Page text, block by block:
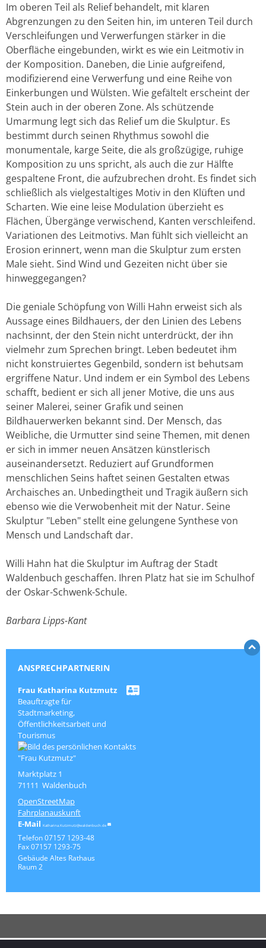
Im oberen Teil als Relief behandelt, mit klaren
Abgrenzungen zu den Seiten hin, im unteren Teil durch
Verschleifungen und Verwerfungen stärker in die
Oberfläche eingebunden, wirkt es wie ein Leitmotiv in
der Komposition. Daneben, die Linie aufgreifend,
modifizierend eine Verwerfung und eine Reihe von
Einkerbungen und Wülsten. Wie gefältelt erscheint der
Stein auch in der oberen Zone. Als schützende
Umarmung legt sich das Relief um die Skulptur. Es
bestimmt durch seinen Rhythmus sowohl die
monumentale, karge Seite, die als großzügige, ruhige
Komposition zu uns spricht, als auch die zur Hälfte
gespaltene Front, die aufzubrechen droht. Es findet sich
schließlich als vielgestaltiges Motiv in den Klüften und
Scharten. Wie eine leise Modulation überzieht es
Flächen, Übergänge verwischend, Kanten verschleifend.
Variationen des Leitmotivs. Man fühlt sich vielleicht an
Erosion erinnert, wenn man die Skulptur zum ersten
Male sieht. Sind Wind und Gezeiten nicht über sie
hinweggegangen?
Die geniale Schöpfung von Willi Hahn erweist sich als
Aussage eines Bildhauers, der den Linien des Lebens
nachsinnt, der den Stein nicht unterdrückt, der ihn
vielmehr zum Sprechen bringt. Leben bedeutet ihm
nicht konstruiertes Gegenbild, sondern ist behutsam
ergriffene Natur. Und indem er ein Symbol des Lebens
schafft, bedient er sich all jener Motive, die uns aus
seiner Malerei, seiner Grafik und seinen
Bildhauerwerken bekannt sind. Der Mensch, das
Weibliche, die Urmutter sind seine Themen, mit denen
er sich in immer neuen Ansätzen künstlerisch
auseinandersetzt. Reduziert auf Grundformen
menschlichen Seins haftet seinen Gestalten etwas
Archaisches an. Unbedingtheit und Tragik äußern sich
ebenso wie die Verwobenheit mit der Natur. Seine
Skulptur "Leben" stellt eine gelungene Synthese von
Mensch und Landschaft dar.
Willi Hahn hat die Skulptur im Auftrag der Stadt
Waldenbuch geschaffen. Ihren Platz hat sie im Schulhof
der Oskar-Schwenk-Schule.
Barbara Lipps-Kant
ANSPRECHPARTNERIN
Frau Katharina Kutzmutz
Beauftragte für
Stadtmarketing,
Öffentlichkeitsarbeit und
Tourismus
Marktplatz 1
71111 Waldenbuch
OpenStreetMap
Fahrplanauskunft
Katharina.Kutzmutz@waldenbuch.de
Telefon 07157 1293-48
Fax 07157 1293-75
Gebäude Altes Rathaus
Raum2